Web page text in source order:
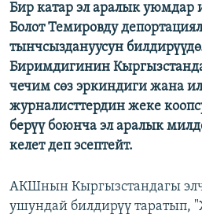
Бир катар эл аралык уюмдар
Болот Темировду
тынчсыздануусун
Биримдигинин
чечим сөз эркиндиги жана
журналисттердин жеке
берүү боюнча эл аралык
келет деп эсептейт.
АКШнын Кыргызстандагы
ушундай билдирүү таратып,